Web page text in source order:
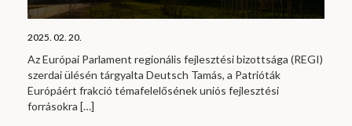
2025. 02. 20.
Az Európai Parlament regionális fejlesztési bizottsága (REGI)
szerdai ülésén tárgyalta Deutsch Tamás, a Patrióták
Európáért frakció témafelelősének uniós fejlesztési
forrásokra […]